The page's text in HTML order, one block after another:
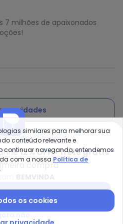
milhões de apaixonados
novidades
concorda com a nossa Política
Ltda / CNPJ:
202 Bairro Badenfurt -
12% OFF + frete grátis
compra
similares para melhorar sua
conteúdo relevante e
continuar navegando, entendemos
com a nossa Política de
os cookies